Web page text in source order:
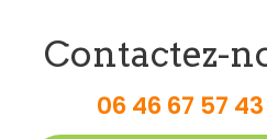
Contactez-
06 46 67 57 43